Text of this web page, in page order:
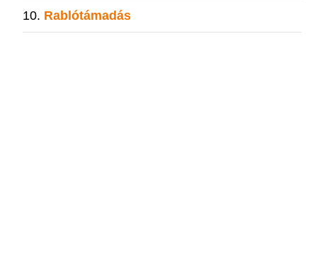
Rablótámadás